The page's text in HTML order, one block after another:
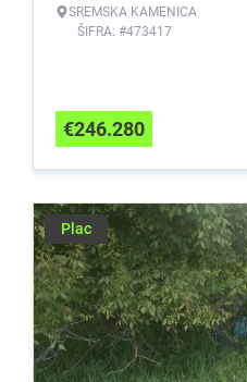
SREMSKA KAMENICA
ŠIFRA: #473417
€246.280
Plac